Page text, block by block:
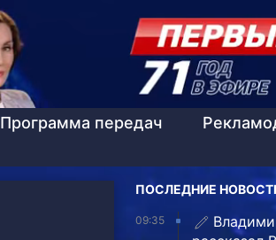
Программа передач
ПОСЛЕДНИЕ
09:35